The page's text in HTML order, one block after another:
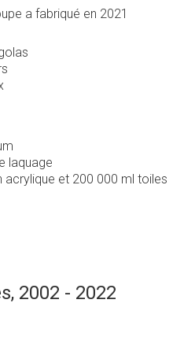
a fabriqué en 2021
laquage
acrylique et 200 000 ml toiles
2002 - 2022